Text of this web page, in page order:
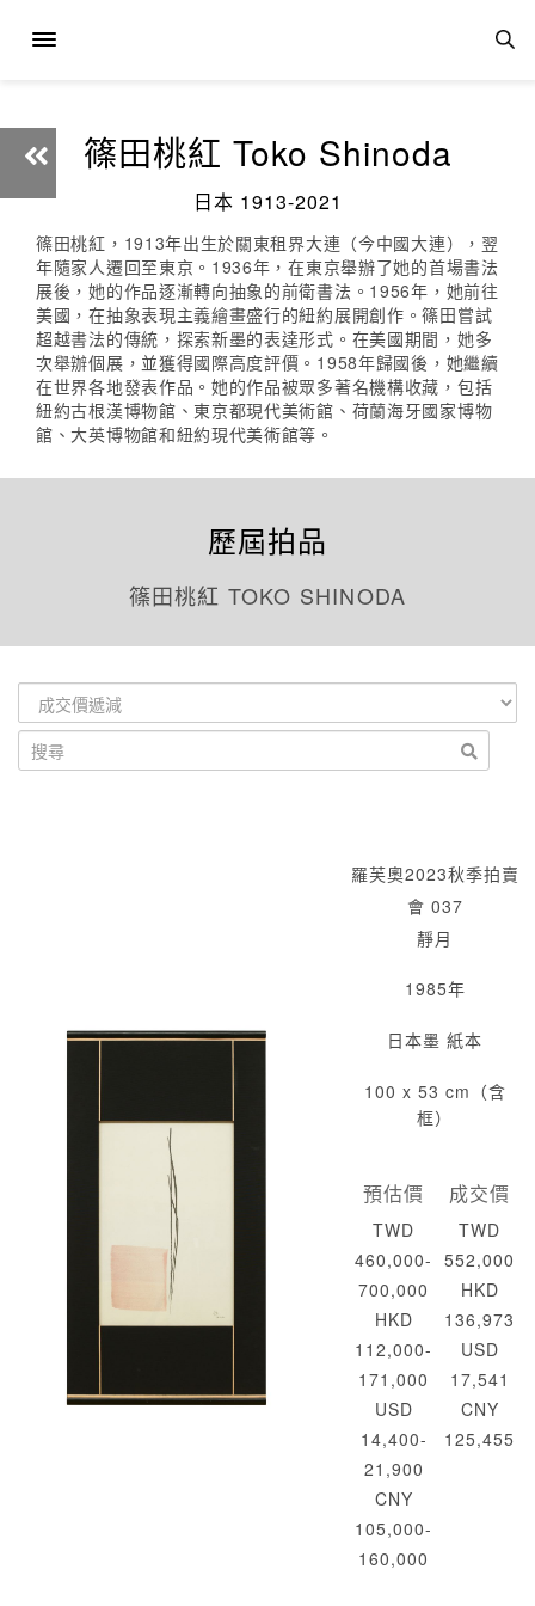
篠田桃紅 Toko Shinoda
日本 1913-2021
篠田桃紅，1913年出生於關東租界大連（今中國大連），翌
年隨家人遷回至東京。1936年，在東京舉辦了她的首場書法
展後，她的作品逐漸轉向抽象的前衛書法。1956年，她前往
美國，在抽象表現主義繪畫盛行的紐約展開創作。篠田嘗試
超越書法的傳統，探索新墨的表達形式。在美國期間，她多
次舉辦個展，並獲得國際高度評價。1958年歸國後，她繼續
在世界各地發表作品。她的作品被眾多著名機構收藏，包括
紐約古根漢博物館、東京都現代美術館、荷蘭海牙國家博物
館、大英博物館和紐約現代美術館等。
歷屆拍品
篠田桃紅 TOKO SHINODA
羅芙奧2023秋季拍賣
會 037
靜月
1985年
日本墨 紙本
100 x 53 cm（含
框）
預估價
TWD
460,000-
700,000
HKD
112,000-
171,000
USD
14,400-
21,900
CNY
105,000-
160,000
成交價
TWD
552,000
HKD
136,973
USD
17,541
CNY
125,455